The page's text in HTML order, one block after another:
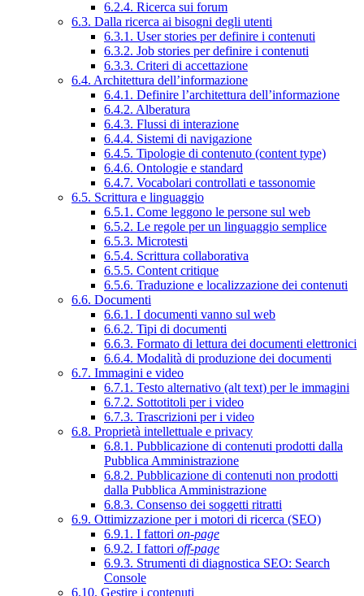
6.2.4. Ricerca sui forum
6.3. Dalla ricerca ai bisogni degli utenti
6.3.1. User stories per definire i contenuti
6.3.2. Job stories per definire i contenuti
6.3.3. Criteri di accettazione
6.4. Architettura dell’informazione
6.4.1. Definire l’architettura dell’informazione
6.4.2. Alberatura
6.4.3. Flussi di interazione
6.4.4. Sistemi di navigazione
6.4.5. Tipologie di contenuto (content type)
6.4.6. Ontologie e standard
6.4.7. Vocabolari controllati e tassonomie
6.5. Scrittura e linguaggio
6.5.1. Come leggono le persone sul web
6.5.2. Le regole per un linguaggio semplice
6.5.3. Microtesti
6.5.4. Scrittura collaborativa
6.5.5. Content critique
6.5.6. Traduzione e localizzazione dei contenuti
6.6. Documenti
6.6.1. I documenti vanno sul web
6.6.2. Tipi di documenti
6.6.3. Formato di lettura dei documenti elettronici
6.6.4. Modalità di produzione dei documenti
6.7. Immagini e video
6.7.1. Testo alternativo (alt text) per le immagini
6.7.2. Sottotitoli per i video
6.7.3. Trascrizioni per i video
6.8. Proprietà intellettuale e privacy
6.8.1. Pubblicazione di contenuti prodotti dalla
Pubblica Amministrazione
6.8.2. Pubblicazione di contenuti non prodotti
dalla Pubblica Amministrazione
6.8.3. Consenso dei soggetti ritratti
6.9. Ottimizzazione per i motori di ricerca (SEO)
6.9.1. I fattori on-page
6.9.2. I fattori off-page
6.9.3. Strumenti di diagnostica SEO: Search
Console
6.10. Gestire i contenuti